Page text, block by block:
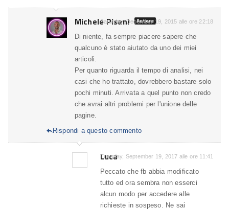
Michele Pisani Autore
Saturday, December 19, 2015 alle ore 22:18
Di niente, fa sempre piacere sapere che
qualcuno è stato aiutato da uno dei miei
articoli.
Per quanto riguarda il tempo di analisi, nei
casi che ho trattato, dovrebbero bastare solo
pochi minuti. Arrivata a quel punto non credo
che avrai altri problemi per l'unione delle
pagine.
Rispondi a questo commento
Luca
Tuesday, September 19, 2017 alle ore 11:41
Peccato che fb abbia modificato
tutto ed ora sembra non esserci
alcun modo per accedere alle
richieste in sospeso. Ne sai